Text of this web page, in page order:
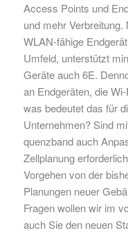
Access Points und
und mehr
WLAN-fähige
Umfeld, unterstützt
Geräte auch 6E.
an Endgeräten, die
was bedeutet das für
Unternehmen? Sind
quenzband auch
Zellplanung
Vorgehen von der
Planungen neuer
Fragen wollen wir im
auch Sie den neuen